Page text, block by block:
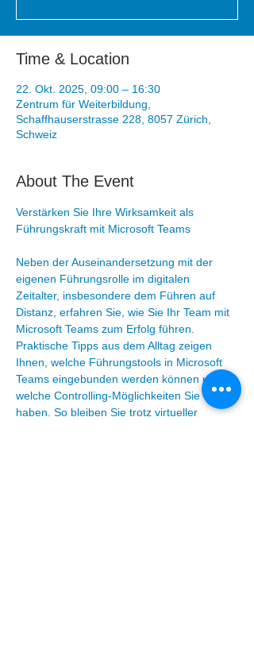
Time & Location
22. Okt. 2025, 09:00 – 16:30
Zentrum für Weiterbildung,
Schaffhauserstrasse 228, 8057 Zürich,
Schweiz
About The Event
Verstärken Sie Ihre Wirksamkeit als
Führungskraft mit Microsoft Teams
Neben der Auseinandersetzung mit der
eigenen Führungsrolle im digitalen
Zeitalter, insbesondere dem Führen auf
Distanz, erfahren Sie, wie Sie Ihr Team mit
Microsoft Teams zum Erfolg führen.
Praktische Tipps aus dem Alltag zeigen
Ihnen, welche Führungstools in Microsoft
Teams eingebunden werden können und
welche Controlling-Möglichkeiten Sie
haben. So bleiben Sie trotz virtueller